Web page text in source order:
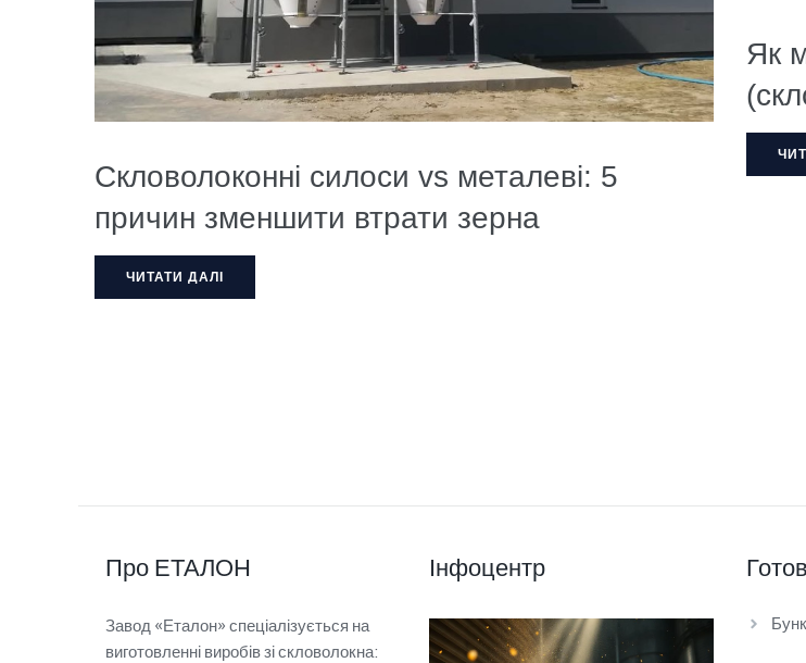
Скловолоконні силоси vs металеві: 5
причин зменшити втрати зерна
ЧИТАТИ ДАЛІ
Як
Про ЕТАЛОН
Завод «Еталон» спеціалізується на
виготовленні виробів зі скловолокна:
Інфоцентр